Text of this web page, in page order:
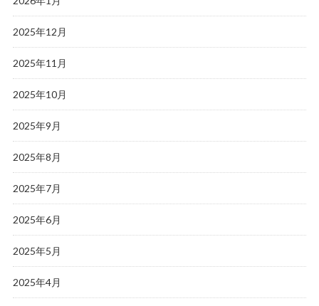
2025年12月
2025年11月
2025年10月
2025年9月
2025年8月
2025年7月
2025年6月
2025年5月
2025年4月